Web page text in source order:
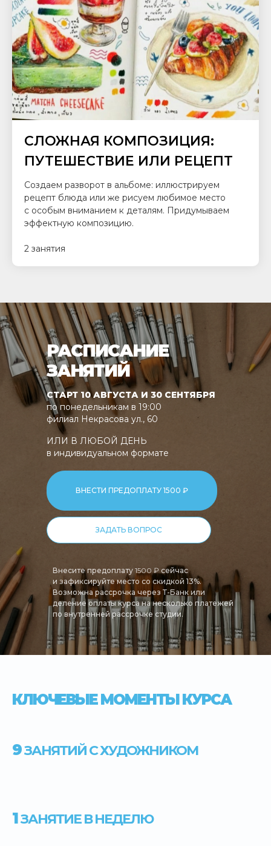
СЛОЖНАЯ КОМПОЗИЦИЯ:
ПУТЕШЕСТВИЕ ИЛИ РЕЦЕПТ
Создаем разворот в альбоме: иллюстрируем
рецепт блюда или же рисуем любимое место
с особым вниманием к деталям. Придумываем
эффектную композицию.
2 занятия
РАСПИСАНИЕ
ЗАНЯТИЙ
Внесите предоплату 1500 ₽ сейчас
и зафиксируйте место со скидкой 13%.
Возможна рассрочка через Т-Банк или
деление оплаты курса на несколько платежей
по внутренней рассрочке студии.
ЗАДАТЬ ВОПРОС
ВНЕСТИ ПРЕДОПЛАТУ 1500 ₽
СТАРТ 10 АВГУСТА И 30 СЕНТЯБРЯ
по понедельникам в 19:00
филиал Некрасова ул., 60
ИЛИ В ЛЮБОЙ ДЕНЬ
в индивидуальном формате
КЛЮЧЕВЫЕ МОМЕНТЫ КУРСА
9ЗАНЯТИЙ С ХУДОЖНИКОМ
1ЗАНЯТИЕ В НЕДЕЛЮ